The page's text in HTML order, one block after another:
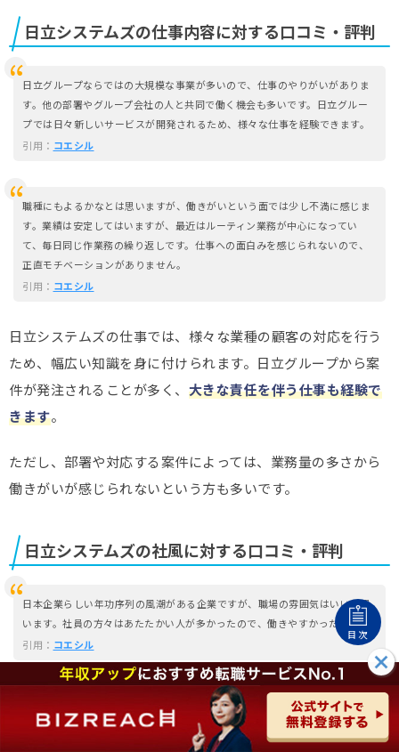
日立システムズの仕事内容に対する口コミ・評判
日立グループならではの大規模な事業が多いので、仕事のやりがいがありま
す。他の部署やグループ会社の人と共同で働く機会も多いです。日立グルー
プでは日々新しいサービスが開発されるため、様々な仕事を経験できます。
引用： コエシル
職種にもよるかなとは思いますが、働きがいという面では少し不満に感じま
す。業績は安定してはいますが、最近はルーティン業務が中心になってい
て、毎日同じ作業務の繰り返しです。仕事への面白みを感じられないので、
正直モチベーションがありません。
引用： コエシル
日立システムズの仕事では、様々な業種の顧客の対応を行う
ため、幅広い知識を身に付けられます。日立グループから案
件が発注されることが多く、 大きな責任を伴う仕事も経験で
きます。
ただし、部署や対応する案件によっては、業務量の多さから
働きがいが感じられないという方も多いです。
日立システムズの社風に対する口コミ・評判
日本企業らしい年功序列の風潮がある企業ですが、職場の雰囲気はいいと思
います。社員の方々はあたたかい人が多かったので、働きやすかったです。
引用： コエシル
日立グループの企業文化が根強く浸透している。部署にもよるが、基本的に
は風通しの良いところが多い。ダイバーシティを推進しているため、男女問
目次